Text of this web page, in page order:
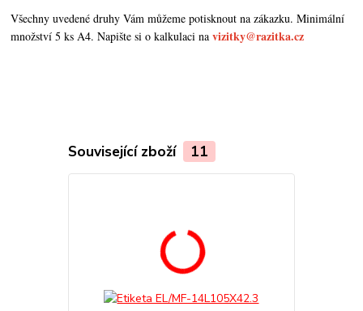
Všechny uvedené druhy Vám můžeme potisknout na zákazku. Minimální
množství 5 ks A4. Napište si o kalkulaci navizitky@razitka.cz
Související zboží 11